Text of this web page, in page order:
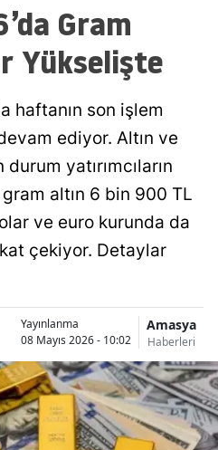
Gram
Yükselişte
haftanın son işlem
ediyor. Altın ve
yatırımcıların
altın 6 bin 900 TL
ve euro kurunda da
çekiyor. Detaylar
Yayınlanma
08 Mayıs 2026 - 10:02
Amasya
Haberleri